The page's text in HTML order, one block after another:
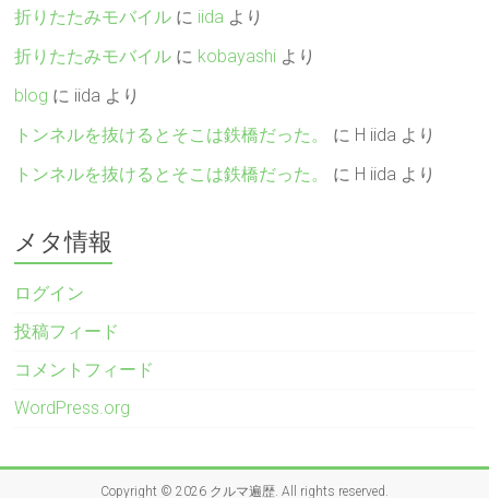
折りたたみモバイル に iida より
折りたたみモバイル に kobayashi より
blog に iida より
トンネルを抜けるとそこは鉄橋だった。
に H iida より
トンネルを抜けるとそこは鉄橋だった。
に H iida より
メタ情報
ログイン
投稿フィード
コメントフィード
WordPress.org
Copyright © 2026 クルマ遍歴. All rights reserved.